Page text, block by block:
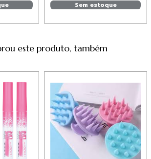
Sem estoque
este produto, também